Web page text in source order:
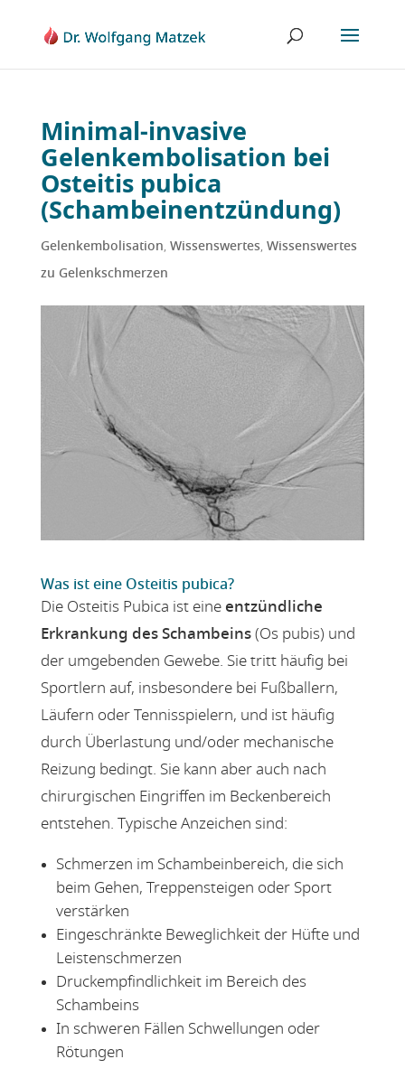
Minimal-invasive
Gelenkembolisation bei
Osteitis pubica
(Schambeinentzündung)
Gelenkembolisation, Wissenswertes, Wissenswertes
zu Gelenkschmerzen
Was ist eine Osteitis pubica?
Die Osteitis Pubica ist eine entzündliche
Erkrankung des Schambeins(Os pubis) und
der umgebenden Gewebe. Sie tritt häufig bei
Sportlern auf, insbesondere bei Fußballern,
Läufern oder Tennisspielern, und ist häufig
durch Überlastung und/oder mechanische
Reizung bedingt. Sie kann aber auch nach
chirurgischen Eingriffen im Beckenbereich
entstehen. Typische Anzeichen sind:
Schmerzen im Schambeinbereich, die sich
beim Gehen, Treppensteigen oder Sport
verstärken
Eingeschränkte Beweglichkeit der Hüfte und
Leistenschmerzen
Druckempfindlichkeit im Bereich des
Schambeins
In schweren Fällen Schwellungen oder
Rötungen